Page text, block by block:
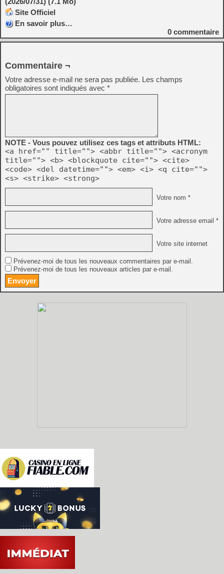
Site Officiel
En savoir plus…
0 commentaire
Commentaire ¬
Votre adresse e-mail ne sera pas publiée. Les champs
obligatoires sont indiqués avec *
NOTE - Vous pouvez utilisez ces tags et attributs HTML:
<a href="" title=""> <abbr title=""> <acronym
title=""> <b> <blockquote cite=""> <cite>
<code> <del datetime=""> <em> <i> <q cite="">
<s> <strike> <strong>
Votre nom *
Votre adresse email *
Votre site internet
Prévenez-moi de tous les nouveaux commentaires par e-mail.
Prévenez-moi de tous les nouveaux articles par e-mail.